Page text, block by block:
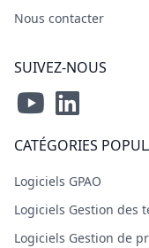
Nous contacter
SUIVEZ-NOUS
CATÉGORIES
Logiciels GPAO
Logiciels Gestion des
Logiciels Gestion de